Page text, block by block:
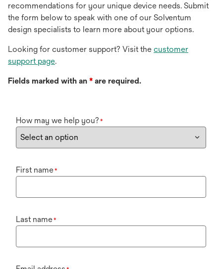
recommendations for your unique device needs. Submit
the form below to speak with one of our Solventum
design specialists to learn more about your options.
Looking for customer support? Visit the customer
support page.
Fields marked with an * are required.
How may we help you? *
First name*
Last name*